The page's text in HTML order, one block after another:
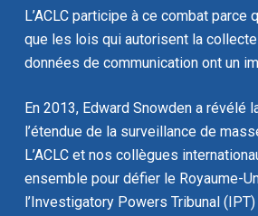
L’ACLC participe à ce combat parce
que les lois qui autorisent la
données de communicationont un
En 2013, Edward Snowden a révélé
l’étendue de la surveillance de
L’ACLC et nos collègues
ensemble pour défier le Royaume-
l’Investigatory Powers Tribunal (IPT)